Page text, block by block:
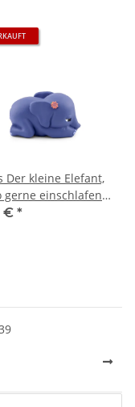
Der kleine Elefant,
gerne einschlafen
€ *